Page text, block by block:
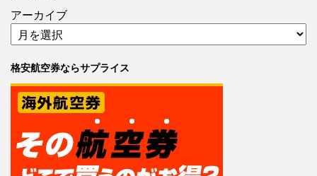
アーカイブ
格安航空券ならサプライス